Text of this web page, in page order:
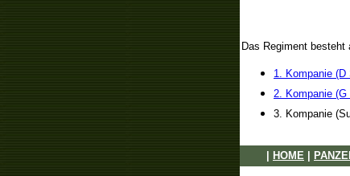
Das Regiment besteht
1. Kompanie
2. Kompanie
3. Kompanie
HOME